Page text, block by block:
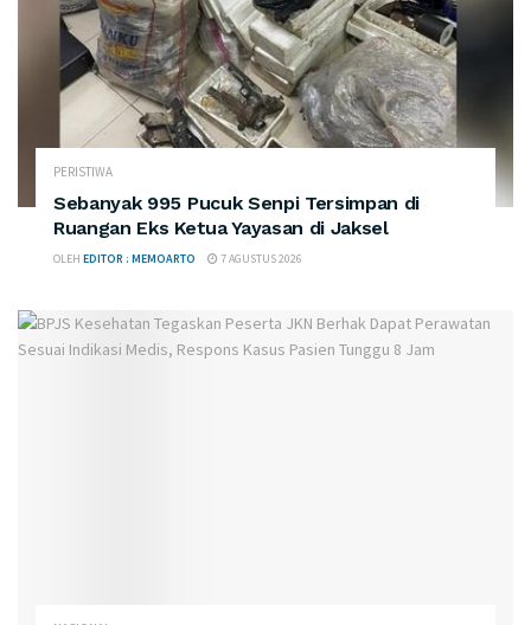
PERISTIWA
Sebanyak 995 Pucuk Senpi Tersimpan di
Ruangan Eks Ketua Yayasan di Jaksel
OLEH EDITOR : MEMOARTO 7 AGUSTUS 2026